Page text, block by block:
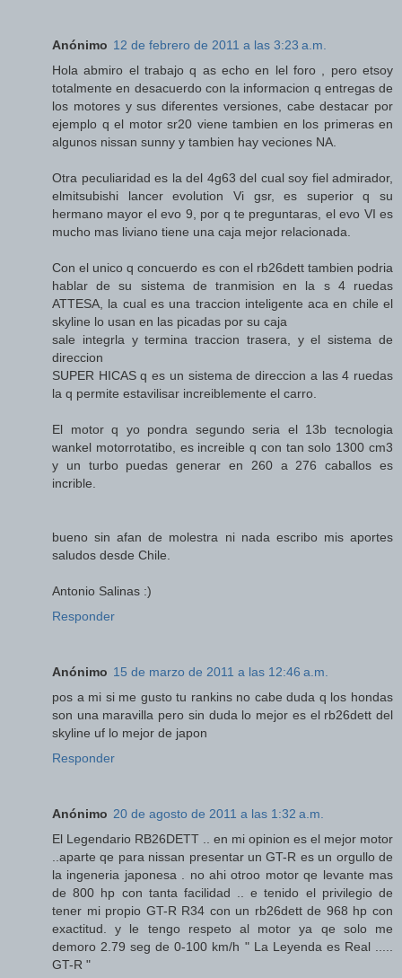
Anónimo 12 de febrero de 2011 a las 3:23 a.m.
Hola abmiro el trabajo q as echo en lel foro , pero etsoy
totalmente en desacuerdo con la informacion q entregas de
los motores y sus diferentes versiones, cabe destacar por
ejemplo q el motor sr20 viene tambien en los primeras en
algunos nissan sunny y tambien hay veciones NA.
Otra peculiaridad es la del 4g63 del cual soy fiel admirador,
elmitsubishi lancer evolution Vi gsr, es superior q su
hermano mayor el evo 9, por q te preguntaras, el evo VI es
mucho mas liviano tiene una caja mejor relacionada.
Con el unico q concuerdo es con el rb26dett tambien podria
hablar de su sistema de tranmision en la s 4 ruedas
ATTESA, la cual es una traccion inteligente aca en chile el
skyline lo usan en las picadas por su caja
sale integrla y termina traccion trasera, y el sistema de
direccion
SUPER HICAS q es un sistema de direccion a las 4 ruedas
la q permite estavilisar increiblemente el carro.
El motor q yo pondra segundo seria el 13b tecnologia
wankel motorrotatibo, es increible q con tan solo 1300 cm3
y un turbo puedas generar en 260 a 276 caballos es
incrible.
bueno sin afan de molestra ni nada escribo mis aportes
saludos desde Chile.
Antonio Salinas :)
Responder
Anónimo 15 de marzo de 2011 a las 12:46 a.m.
pos a mi si me gusto tu rankins no cabe duda q los hondas
son una maravilla pero sin duda lo mejor es el rb26dett del
skyline uf lo mejor de japon
Responder
Anónimo 20 de agosto de 2011 a las 1:32 a.m.
El Legendario RB26DETT .. en mi opinion es el mejor motor
..aparte qe para nissan presentar un GT-R es un orgullo de
la ingeneria japonesa . no ahi otroo motor qe levante mas
de 800 hp con tanta facilidad .. e tenido el privilegio de
tener mi propio GT-R R34 con un rb26dett de 968 hp con
exactitud. y le tengo respeto al motor ya qe solo me
demoro 2.79 seg de 0-100 km/h " La Leyenda es Real .....
GT-R "